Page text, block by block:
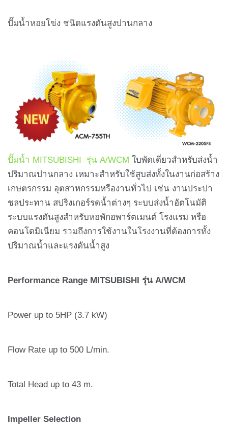
ปั๊มน้ำหอยโข่ง ชนิดแรงดันสูงปานกลาง
ปั๊มน้ำ MITSUBISHI รุ่น A/WCM ใบพัดเดี่ยวสำหรับส่งน้ำ
ปริมาณปานกลาง เหมาะสำหรับใช้สูบส่งทั้งในงานก่อสร้าง
เกษตรกรรม อุตสาหกรรมหรืองานทั่วไป เช่น งานประปา
ชลประทาน สปริงเกอร์รดน้ำต่างๆ ระบบส่งน้ำอัตโนมัติ
ระบบแรงดันสูงสำหรับหอพักอพาร์ตเมนต์ โรงแรม หรือ
คอนโดมิเนียม รวมถึงการใช้งานในโรงงานที่ต้องการทั้ง
ปริมาณน้ำและแรงดันน้ำสูง
Performance Range MITSUBISHI รุ่น A/WCM
Power up to 5HP (3.7 kW)
Flow Rate up to 500 L/min.
Total Head up to 43 m.
Impeller Selection